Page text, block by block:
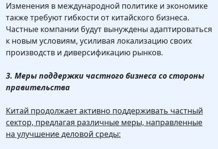
Изменения в международной политике и экономике
также требуют гибкости от китайского бизнеса.
Частные компании будут вынуждены адаптироваться
к новым условиям, усиливая локализацию своих
производств и диверсификацию рынков.
3. Меры поддержки частного бизнеса со стороны
правительства
Китай продолжает активно поддерживать частный
сектор, предлагая различные меры, направленные
на улучшение деловой среды: